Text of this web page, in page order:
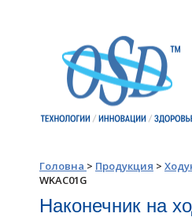
Головна > Продукция >
WKAC01G
Наконечник на